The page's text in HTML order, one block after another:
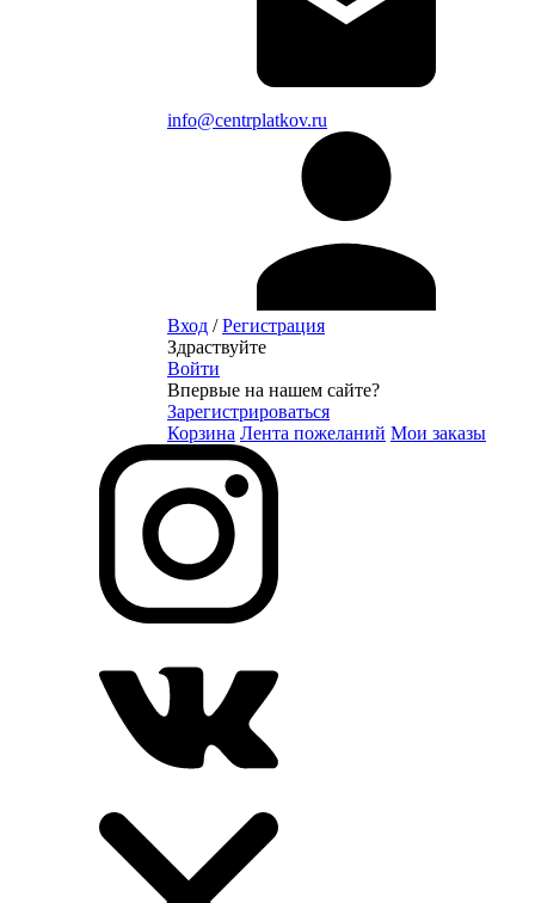
info@centrplatkov.ru
Вход /Регистрация
Здраствуйте
Войти
Впервые на нашем сайте?
Зарегистрироваться
Корзина Лента пожеланий Мои заказы